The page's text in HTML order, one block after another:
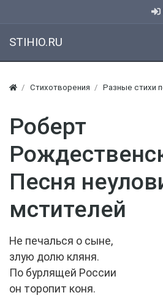
STIHIO.RU
Стихотворения Разные стихи
Роберт
Песня
мстителей
Не печалься о сыне,
злую долю кляня.
По бурлящей России
он торопит коня.